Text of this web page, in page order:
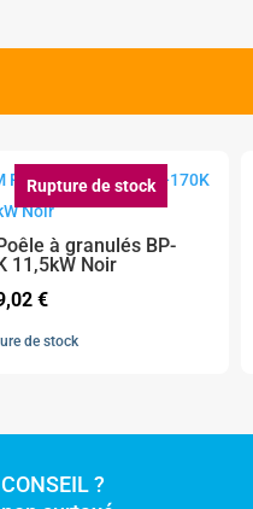
Rupture de stock
à granulés BP-
11,5kW Noir
€
de stock
?